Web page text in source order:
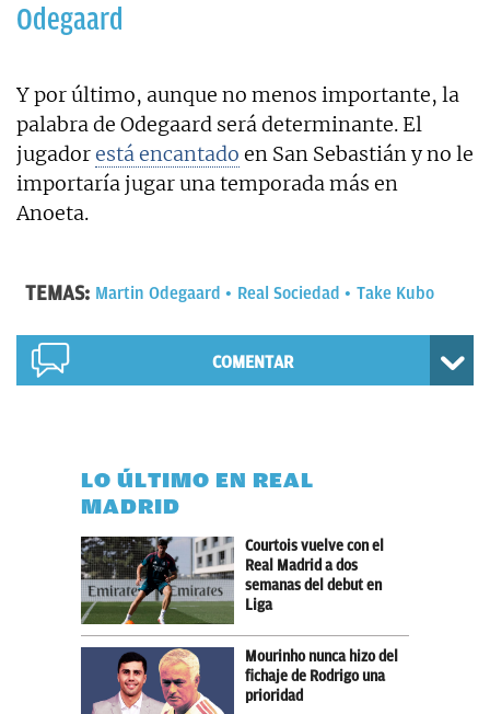
Odegaard
Y por último, aunque no menos importante, la
palabra de Odegaard será determinante. El
jugadorestá encantado en San Sebastián y no le
importaría jugar una temporada más en
Anoeta.
TEMAS: Martin Odegaard Real Sociedad Take Kubo
COMENTAR
LO ÚLTIMO EN REAL
MADRID
Courtois vuelve con el
Real Madrid a dos
semanas del debut en
Liga
Mourinho nunca hizo del
fichaje de Rodrigo una
prioridad